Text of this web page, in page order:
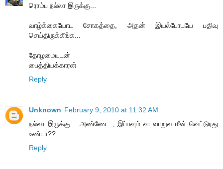
ரொம்ப நல்லா இருக்கு...
வாழ்க்கையோட சோகத்தை, அதன் இயல்போடயே பதிவு
செய்திருக்கீங்க...
தோழமையுடன்
பைத்தியக்காரன்
Reply
Unknown February 9, 2010 at 11:32 AM
நல்லா இருக்கு... அண்ணே..., இப்பவும் வடவாறுல மீன் வெட்டுரது
உண்டா??
Reply